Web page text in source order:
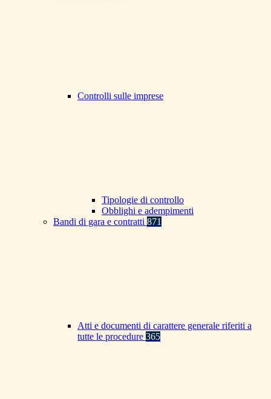
Controlli sulle imprese
Tipologie di controllo
Obblighi e adempimenti
Bandi di gara e contratti 871
Atti e documenti di carattere generale riferiti a
tutte le procedure 365